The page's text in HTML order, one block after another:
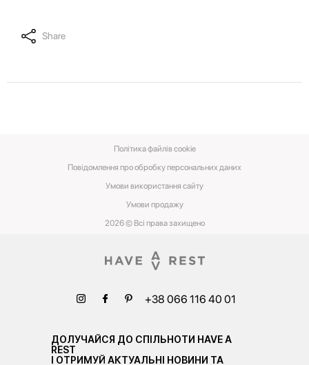
Share
2026 © Всі права захищено
Повідомлення про обробку персональних даних
Умови використання сайту
Умови‌ ‌продажу‌
Політика файлів cookie
+38 066 116 40 01
ДОЛУЧАЙСЯ ДО СПІЛЬНОТИ HAVE A
REST
І ОТРИМУЙ АКТУАЛЬНІ НОВИНИ ТА